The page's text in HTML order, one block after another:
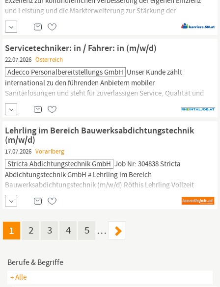
und Leistung und die Markterweiterung zur Stärkung der
Kundenausrichtung und um Bilfinger als bevorzugten Partner zu
etablieren. Unsere Experten in der Business Unit Life Science sind
spezialisiert auf die Planung und den
von hochmodernen
Prozessanlagen
Servicetechniker: in / Fahrer: in (m/w/d)
22.07.2026 Österreich
Adecco Personalbereitstellungs GmbH Unser Kunde zählt
international zu den führenden Anbietern mobiler
Sanitärlösungen und steht für zuverlässigen Service, Qualität und
Innovation. Betreut werden Kunden aus
und Gewerbe.Zur Verstärkung seines Teams sucht der Kunde
in (m/w/d)Hall inTirolAufgabenAuslieferung,...
Lehrling im Bereich Bauwerksabdichtungstechnik
(m/w/d)
17.07.2026 Vorarlberg
Stricta Abdichtungstechnik GmbH Job Nr: 304838 Stricta
Abdichtungstechnik GmbH # Lehrling im Bereich
Bauwerksabdichtungstechnik (m/w/d) Röthis Lehrling Vollzeit
STRICTA steht für verlässliche und perfekte Ausführung in der
Abdichtungstechnik bei Großbauprojekten. Unser Firmensitz
Tirol
verteilt.
1 2 3 4 5 …
Berufe & Begriffe
+ Alle